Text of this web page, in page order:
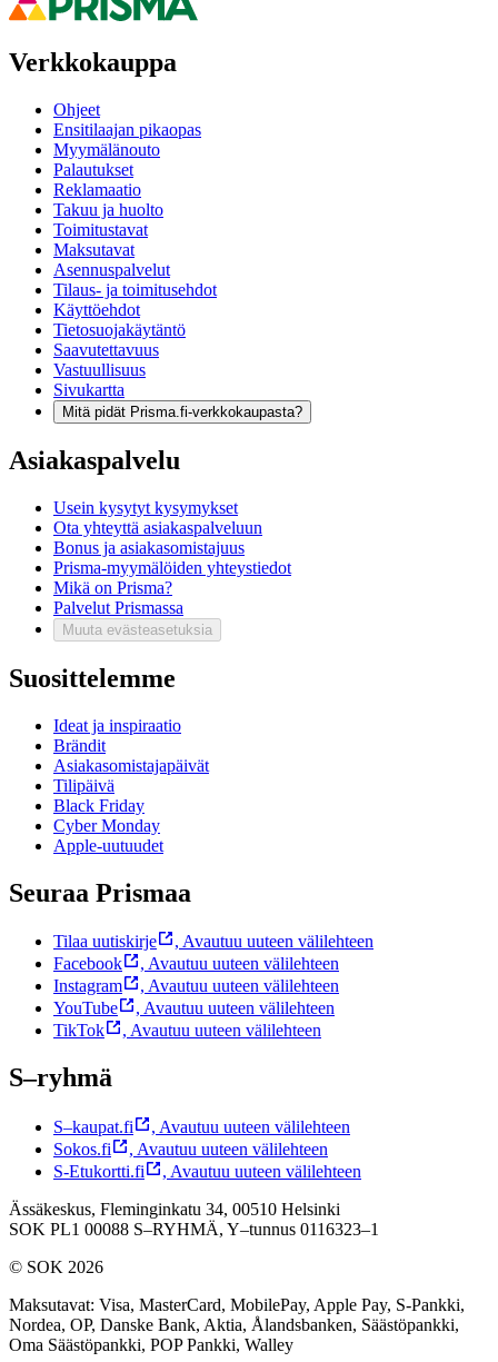
Verkkokauppa
Ohjeet
Ensitilaajan pikaopas
Myymälänouto
Palautukset
Reklamaatio
Takuu ja huolto
Toimitustavat
Maksutavat
Asennuspalvelut
Tilaus- ja toimitusehdot
Käyttöehdot
Tietosuojakäytäntö
Saavutettavuus
Vastuullisuus
Sivukartta
Mitä pidät Prisma.fi-verkkokaupasta?
Asiakaspalvelu
Usein kysytyt kysymykset
Ota yhteyttä asiakaspalveluun
Bonus ja asiakasomistajuus
Prisma-myymälöiden yhteystiedot
Mikä on Prisma?
Palvelut Prismassa
Muuta evästeasetuksia
Suosittelemme
Ideat ja inspiraatio
Brändit
Asiakasomistajapäivät
Tilipäivä
Black Friday
Cyber Monday
Apple-uutuudet
Seuraa Prismaa
Tilaa uutiskirje , Avautuu uuteen välilehteen
Facebook
, Avautuu uuteen välilehteen
Instagram
, Avautuu uuteen välilehteen
YouTube
, Avautuu uuteen välilehteen
TikTok
, Avautuu uuteen välilehteen
S–ryhmä
S–kaupat.fi , Avautuu uuteen välilehteen
Sokos.fi
, Avautuu uuteen välilehteen
S-Etukortti.fi
, Avautuu uuteen välilehteen
Ässäkeskus, Fleminginkatu 34, 00510 Helsinki
SOK PL1 00088 S–RYHMÄ, Y–tunnus 0116323–1
© SOK 2026
Maksutavat: Visa, MasterCard, MobilePay, Apple Pay, S-Pankki,
Nordea, OP, Danske Bank, Aktia, Ålandsbanken, Säästöpankki,
Oma Säästöpankki, POP Pankki, Walley